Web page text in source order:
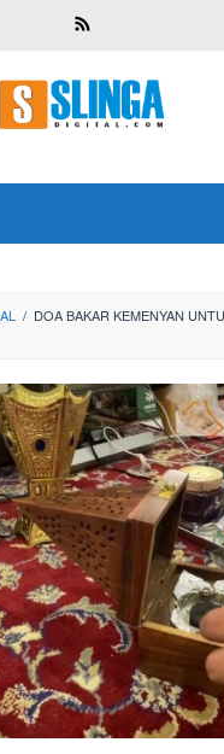
/ DOA BAKAR KEMENYAN